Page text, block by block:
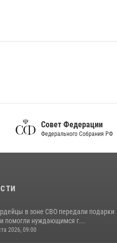
Совет Федерации
Федерального Собрания РФ
в зоне СВО передали подарки
помогли нуждающимся г...
2026, 09:00